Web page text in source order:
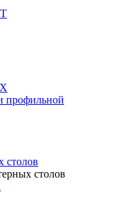
профильной
столов
столов